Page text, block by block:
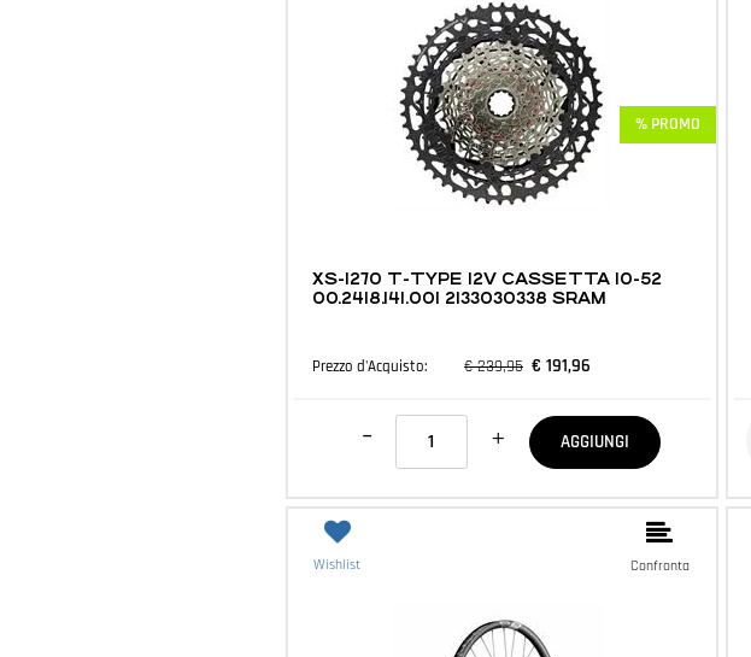
% PROMO
XS-1270 T-TYPE 12V CASSETTA 10-52
00.2418.141.001 2133030338 SRAM
Prezzo d'Acquisto: € 239,95 € 191,96
Quantità
AGGIUNGI
Wishlist Confronta